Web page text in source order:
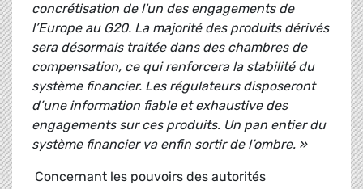
concrétisation de l'un des engagements de
l’Europe au G20. La majorité des produits dérivés
sera désormais traitée dans des chambres de
compensation, ce qui renforcera la stabilité du
système financier. Les régulateurs disposeront
d’une information fiable et exhaustive des
engagements sur ces produits. Un pan entier du
système financier va enfin sortir de l’ombre. »
Concernant les pouvoirs des autorités